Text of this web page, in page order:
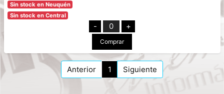
Sin stock en Neuquén
Sin stock en Central
- 0 +
Comprar
Anterior 1 Siguiente